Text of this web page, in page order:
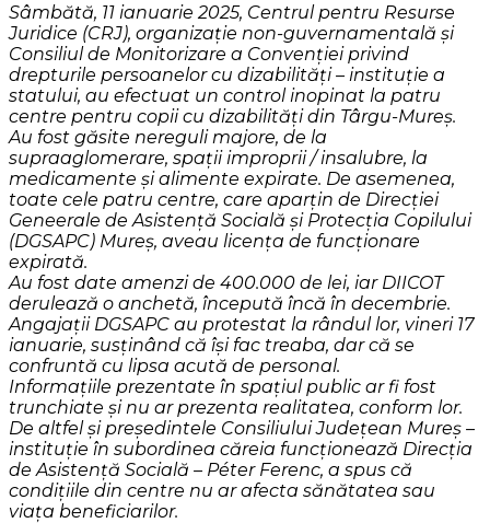
Sâmbătă, 11 ianuarie 2025, Centrul pentru Resurse
Juridice (CRJ), organizație non-guvernamentală și
Consiliul de Monitorizare a Convenției privind
drepturile persoanelor cu dizabilități – instituție a
statului, au efectuat un control inopinat la patru
centre pentru copii cu dizabilități din Târgu-Mureș.
Au fost găsite nereguli majore, de la
supraaglomerare, spații improprii / insalubre, la
medicamente și alimente expirate. De asemenea,
toate cele patru centre, care aparțin de Direcției
Geneerale de Asistență Socială și Protecția Copilului
(DGSAPC) Mureș, aveau licența de funcționare
expirată.
Au fost date amenzi de 400.000 de lei, iar DIICOT
derulează o anchetă, începută încă în decembrie.
Angajații DGSAPC au protestat la rândul lor, vineri 17
ianuarie, susținând că își fac treaba, dar că se
confruntă cu lipsa acută de personal.
Informațiile prezentate în spațiul public ar fi fost
trunchiate și nu ar prezenta realitatea, conform lor.
De altfel și președintele Consiliului Județean Mureș –
instituție în subordinea căreia funcționează Direcția
de Asistență Socială – Péter Ferenc, a spus că
condițiile din centre nu ar afecta sănătatea sau
viața beneficiarilor.